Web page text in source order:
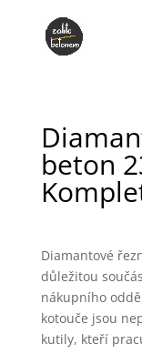
beton
Diamantové
důležitou
nákupního
kotouče jsou
kutily, kteří